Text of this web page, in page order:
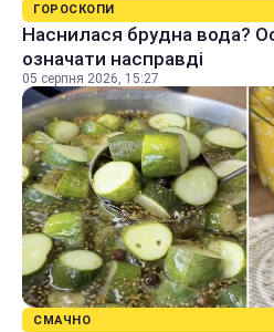
ГОРОСКОПИ
Наснилася брудна вода?
означати насправді
05 серпня 2026, 15:27
СМАЧНО